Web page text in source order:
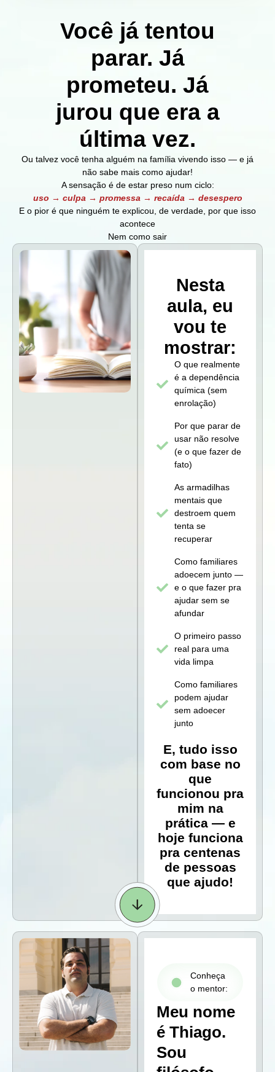
Você já tentou
parar. Já
prometeu. Já
jurou que era a
última vez.
Ou talvez você tenha alguém na família vivendo isso — e já
não sabe mais como ajudar!
A sensação é de estar preso num ciclo:
uso → culpa → promessa → recaída → desespero
E o pior é que ninguém te explicou, de verdade, por que isso
acontece
Nem como sair
Nesta
aula, eu
vou te
mostrar:
O que realmente
é a dependência
química (sem
enrolação)
Por que parar de
usar não resolve
(e o que fazer de
fato)
As armadilhas
mentais que
destroem quem
tenta se
recuperar
Como familiares
adoecem junto —
e o que fazer pra
ajudar sem se
afundar
O primeiro passo
real para uma
vida limpa
Como familiares
podem ajudar
sem adoecer
junto
E, tudo isso
com base no
que
funcionou pra
mim na
prática — e
hoje funciona
pra centenas
de pessoas
que ajudo!
Conheça
o mentor:
Meu nome
é Thiago.
Sou